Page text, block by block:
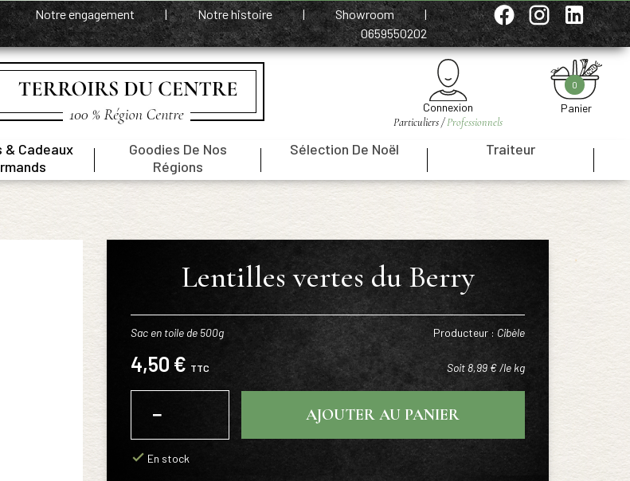
Notre engagement | Notre histoire | Showroom
|
0659550202
Connexion
Particuliers /Professionnels
Panier
0
Cadeaux
Goodies De Nos
Régions
Sélection De Noël Traiteur
Lentilles vertes du Berry
Sac en toile de 500g Producteur : Cibèle
4,50 € TTC Soit 8,99 € /le kg
−
+
AJOUTER AU PANIER
En stock